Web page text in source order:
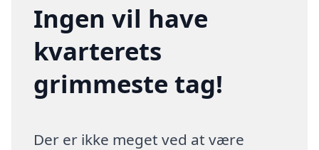
Ingen vil have
kvarterets
grimmeste tag!
Der er ikke meget ved at være